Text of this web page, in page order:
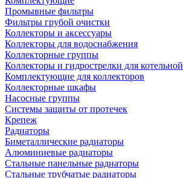
Промывные фильтры
Фильтры грубой очистки
Коллекторы и аксессуары
Коллекторы для водоснабжения
Коллекторные группы
Коллекторы и гидрострелки для котельной
Комплектующие для коллекторов
Коллекторные шкафы
Насосные группы
Системы защиты от протечек
Крепеж
Радиаторы
Биметаллические радиаторы
Алюминиевые радиаторы
Стальные панельные радиаторы
Стальные трубчатые радиаторы